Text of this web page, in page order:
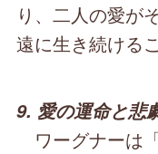
り、二人の愛が
遠に生き続ける
9. 愛の運命と悲
ワーグナーは